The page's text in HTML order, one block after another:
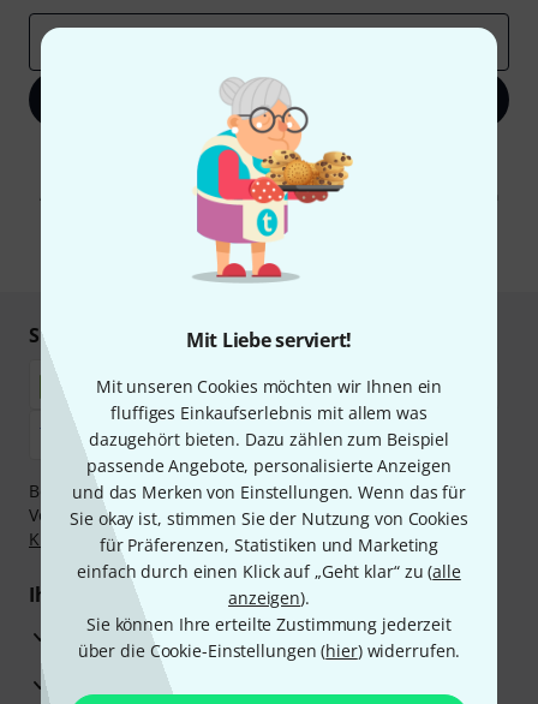
Mit Liebe serviert!
Mit unseren Cookies möchten wir Ihnen ein
fluffiges Einkaufserlebnis mit allem was
dazugehört bieten. Dazu zählen zum Beispiel
passende Angebote, personalisierte Anzeigen
und das Merken von Einstellungen. Wenn das für
Sie okay ist, stimmen Sie der Nutzung von Cookies
für Präferenzen, Statistiken und Marketing
einfach durch einen Klick auf „Geht klar“ zu (alle
anzeigen).
Sie können Ihre erteilte Zustimmung jederzeit
über die Cookie-Einstellungen (hier) widerrufen.
Jetzt anmelden
Mit Klick auf „Jetzt anmelden“ stimmen Sie dem Erhalt von E-Mail-
Werbung und einer Messung des E-Mail-Nutzungsverhaltens zu. Die
Abmeldung ist jederzeit möglich. Weitere Informationen finden Sie in
Datenschutzhinweisen
* Pflichtfeld
Sicher einkaufen & bezahlen
Bezahlen Sie vertraulich und sicher per Nachnahme,
Vorkasse, PayPal, Amazon Pay,Klarna Sofort bezahlen,
Klarna Ratenzahlungoder Kreditkarte.
Ihre Vorteile
3 Jahre Thomann Garantie
30 Tage Money-Back-Garantie